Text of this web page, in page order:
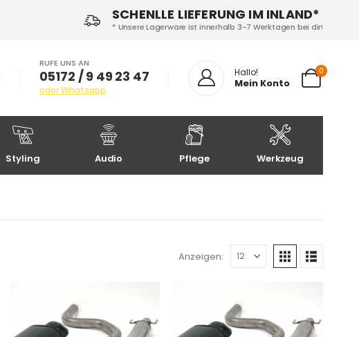
SCHENLLE LIEFERUNG IM INLAND*
* Unsere Lagerware ist innerhalb 3-7 Werktagen bei dir!
RUFE UNS AN
05172 / 9 49 23 47
oder Whatsapp
Hallo!
Mein Konto
0
Styling Audio Pflege Werkzeug
Anzeigen: